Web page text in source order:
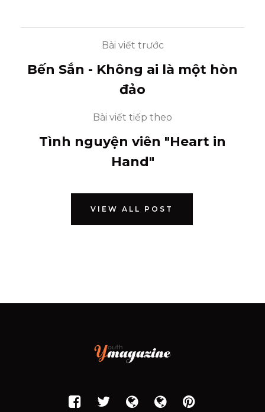
Bài viết trước
Bến Sắn - Không ai là một hòn
đảo
Bài viết tiếp theo
Tình nguyện viên "Heart in
Hand"
VIEW ALL POST